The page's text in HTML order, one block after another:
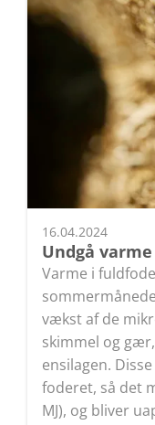
16.04.2024
Undgå
Varme i
vækst af de
skimmel og
ensilagen.
foderet, så det
MJ), og bliver